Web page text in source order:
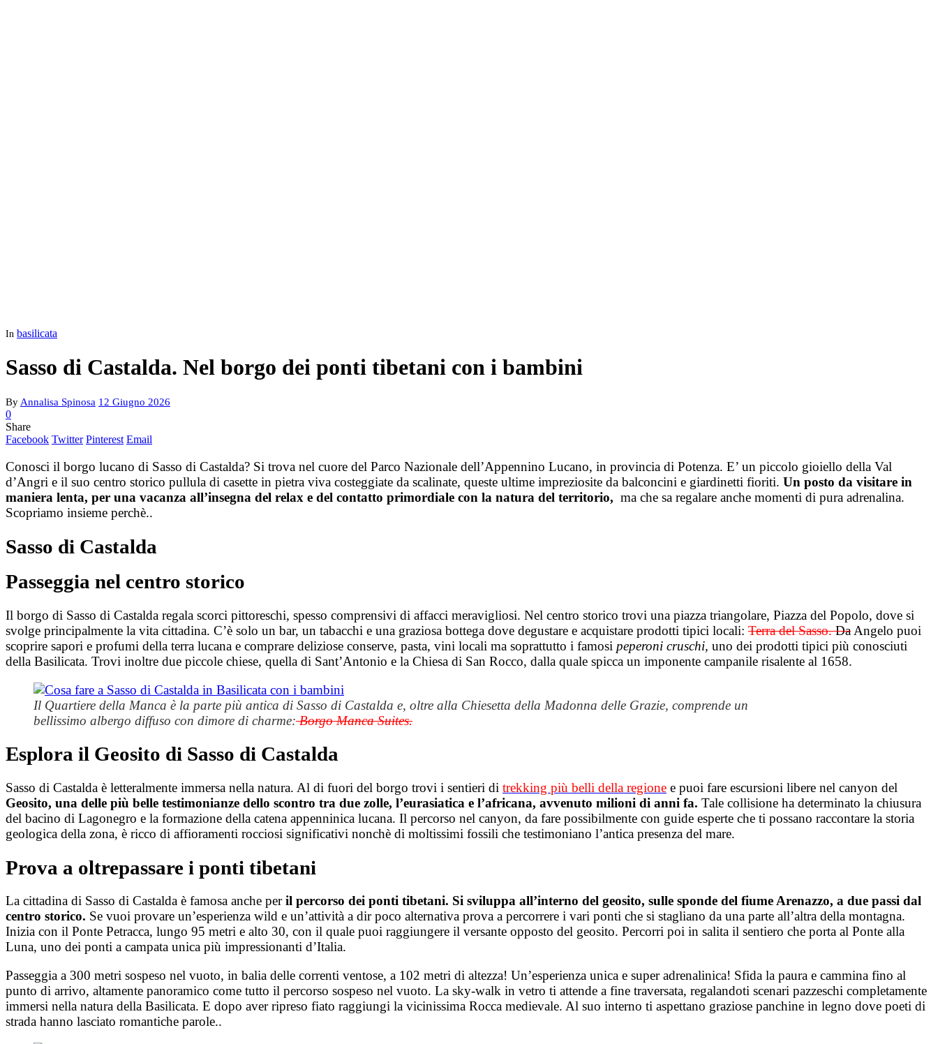
In basilicata
Sasso di Castalda. Nel borgo dei ponti tibetani con i bambini
By Annalisa Spinosa 12 Giugno 2026
0
Share
Facebook Twitter Pinterest Email
Conosci il borgo lucano di Sasso di Castalda? Si trova nel cuore del Parco Nazionale dell’Appennino Lucano, in provincia di Potenza. E’ un piccolo gioiello della Val
d’Angri e il suo centro storico pullula di casette in pietra viva costeggiate da scalinate, queste ultime impreziosite da balconcini e giardinetti fioriti. Un posto da visitare in
maniera lenta, per una vacanza all’insegna del relax e del contatto primordiale con la natura del territorio, ma che sa regalare anche momenti di pura adrenalina.
Scopriamo insieme perchè..
Sasso di Castalda
Passeggia nel centro storico
Il borgo di Sasso di Castalda regala scorci pittoreschi, spesso comprensivi di affacci meravigliosi. Nel centro storico trovi una piazza triangolare, Piazza del Popolo, dove si
svolge principalmente la vita cittadina. C’è solo un bar, un tabacchi e una graziosa bottega dove degustare e acquistare prodotti tipici locali: Terra del Sasso.Da Angelo puoi
scoprire sapori e profumi della terra lucana e comprare deliziose conserve, pasta, vini locali ma soprattutto i famosi peperoni cruschi, uno dei prodotti tipici più conosciuti
della Basilicata. Trovi inoltre due piccole chiese, quella di Sant’Antonio e la Chiesa di San Rocco, dalla quale spicca un imponente campanile risalente al 1658.
Il Quartiere della Manca è la parte più antica di Sasso di Castalda e, oltre alla Chiesetta della Madonna delle Grazie, comprende un
bellissimo albergo diffuso con dimore di charme:Borgo Manca Suites.
Esplora il Geosito di Sasso di Castalda
Sasso di Castalda è letteralmente immersa nella natura. Al di fuori del borgo trovi i sentieri di trekking più belli della regione e puoi fare escursioni libere nel canyon del
Geosito, una delle più belle testimonianze dello scontro tra due zolle, l’eurasiatica e l’africana, avvenuto milioni di anni fa. Tale collisione ha determinato la chiusura
del bacino di Lagonegro e la formazione della catena appenninica lucana. Il percorso nel canyon, da fare possibilmente con guide esperte che ti possano raccontare la storia
geologica della zona, è ricco di affioramenti rocciosi significativi nonchè di moltissimi fossili che testimoniano l’antica presenza del mare.
Prova a oltrepassare i ponti tibetani
La cittadina di Sasso di Castalda è famosa anche peril percorso dei ponti tibetani. Si sviluppa all’interno del geosito, sulle sponde del fiume Arenazzo, a due passi dal
centro storico. Se vuoi provare un’esperienza wild e un’attività a dir poco alternativa prova a percorrere i vari ponti che si stagliano da una parte all’altra della montagna.
Inizia con il Ponte Petracca, lungo 95 metri e alto 30, con il quale puoi raggiungere il versante opposto del geosito. Percorri poi in salita il sentiero che porta al Ponte alla
Luna, uno dei ponti a campata unica più impressionanti d’Italia.
Passeggia a 300 metri sospeso nel vuoto, in balia delle correnti ventose, a 102 metri di altezza! Un’esperienza unica e super adrenalinica! Sfida la paura e cammina fino al
punto di arrivo, altamente panoramico come tutto il percorso sospeso nel vuoto. La sky-walk in vetro ti attende a fine traversata, regalandoti scenari pazzeschi completamente
immersi nella natura della Basilicata. E dopo aver ripreso fiato raggiungi la vicinissima Rocca medievale. Al suo interno ti aspettano graziose panchine in legno dove poeti di
strada hanno lasciato romantiche parole..